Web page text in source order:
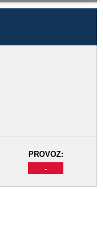
PROVOZ:
-